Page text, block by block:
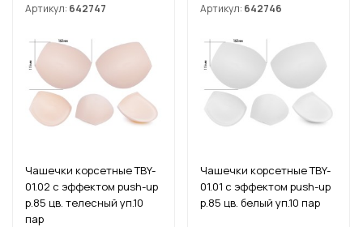
Артикул: 642747
Чашечки корсетные TBY-
01.02 с эффектом push-up
р.85 цв. телесный уп.10
пар
Артикул: 642746
Чашечки корсетные TBY-
01.01 с эффектом push-up
р.85 цв. белый уп.10 пар